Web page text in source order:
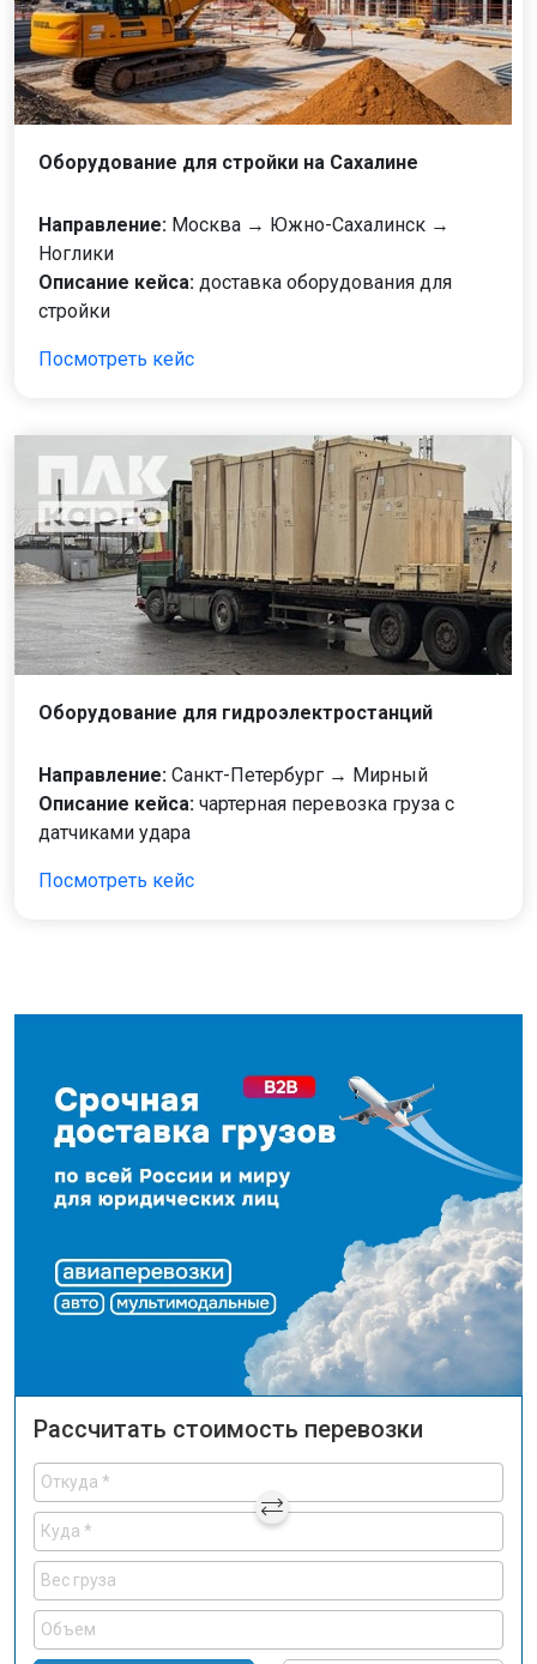
Оборудование для стройки на Сахалине
Направление: Москва → Южно-Сахалинск →
Ноглики
Описание кейса: доставка оборудования для
стройки
Посмотреть кейс
Оборудование для гидроэлектростанций
Направление: Санкт-Петербург → Мирный
Описание кейса: чартерная перевозка груза с
датчиками удара
Посмотреть кейс
Рассчитать стоимость перевозки